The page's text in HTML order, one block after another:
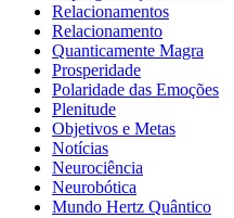
Relacionamentos
Relacionamento
Quanticamente Magra
Prosperidade
Polaridade das Emoções
Plenitude
Objetivos e Metas
Notícias
Neurociência
Neurobótica
Mundo Hertz Quântico